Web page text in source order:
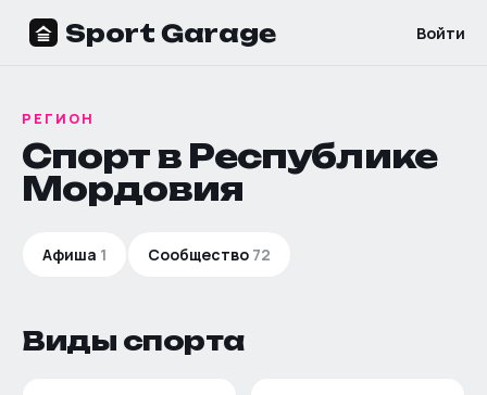
Sport Garage Войти
РЕГИОН
Спорт в Республике
Мордовия
Афиша 1 Сообщество 72
Виды спорта